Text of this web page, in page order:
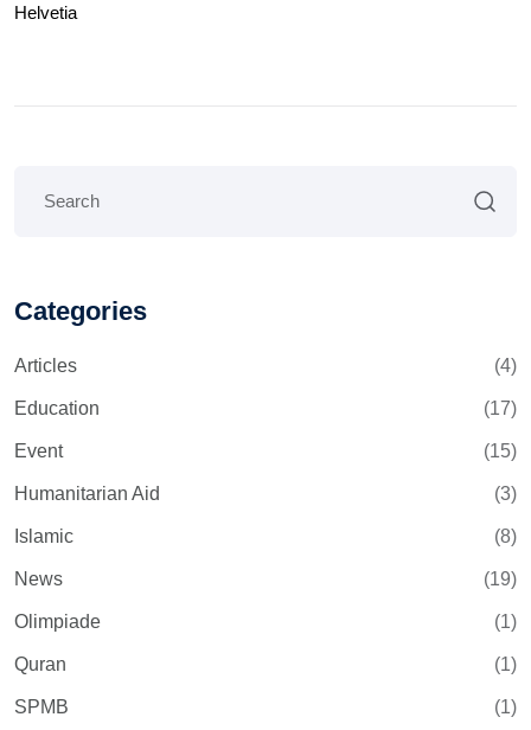
Helvetia
Categories
Articles (4)
Education (17)
Event (15)
Humanitarian Aid (3)
Islamic (8)
News (19)
Olimpiade (1)
Quran (1)
SPMB (1)